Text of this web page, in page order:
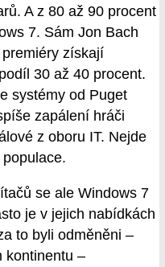
A z 80 až 90 procent
7. Sám Jon Bach
získají
30 až 40 procent.
systémy od Puget
zapálení hráči
z oboru IT. Nejde
se ale Windows 7
je v jejich nabídkách
to byli odměněni –
kontinentu –